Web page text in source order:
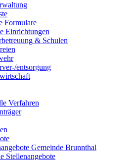
Formulare
Einrichtungen
& Schulen
entsorgung
Verfahren
Gemeinde Brunnthal
Stellenangebote